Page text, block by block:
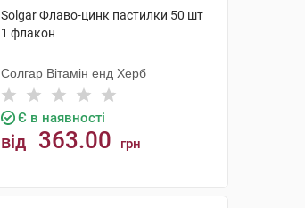
Solgar Флаво-цинк пастилки 50 шт
1 флакон
Солгар Вітамін енд Херб
Є в наявності
від 363.00 грн